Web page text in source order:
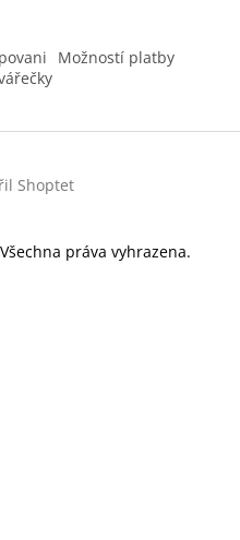
Možností platby
Shoptet
práva vyhrazena.